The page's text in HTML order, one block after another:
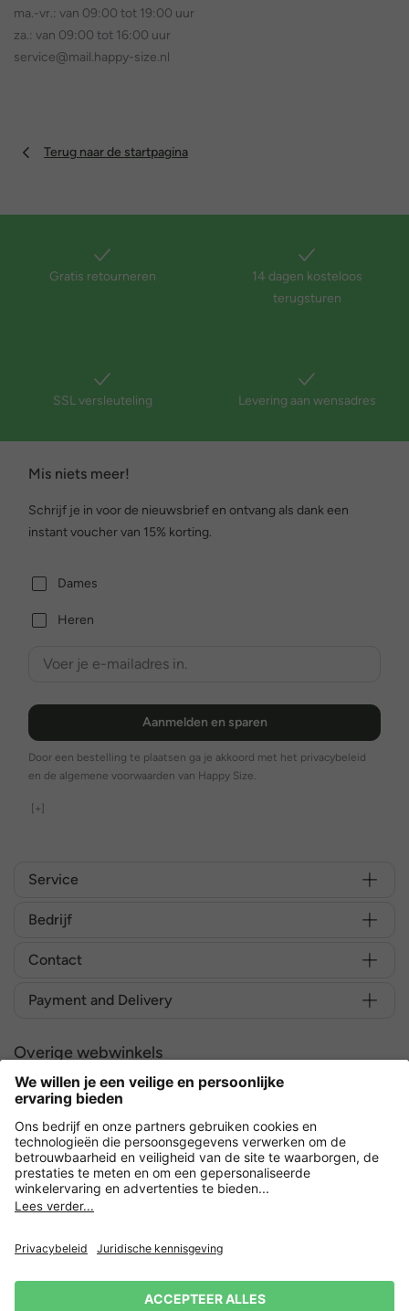
ma.-vr.: van 09:00 tot 19:00 uur
za.: van 09:00 tot 16:00 uur
service@mail.happy-size.nl
Terug naar de startpagina
Gratis retourneren
14 dagen kosteloos
terugsturen
SSL versleuteling Levering aan wensadres
Mis niets meer!
Schrijf je in voor de nieuwsbrief en ontvang als dank een
instant voucher van 15% korting.
Dames
Heren
Aanmelden en sparen
Door een bestelling te plaatsen ga je akkoord met het privacybeleid
en de algemene voorwaarden van Happy Size.
[+]
Service
Bedrijf
Contact
Payment and Delivery
Overige webwinkels
Nederland
Versleuteling met
Verkoopvoorwaarden
Herroeping indienen